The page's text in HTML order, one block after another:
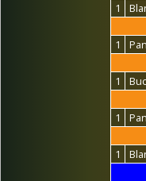
1
1
1
1
1